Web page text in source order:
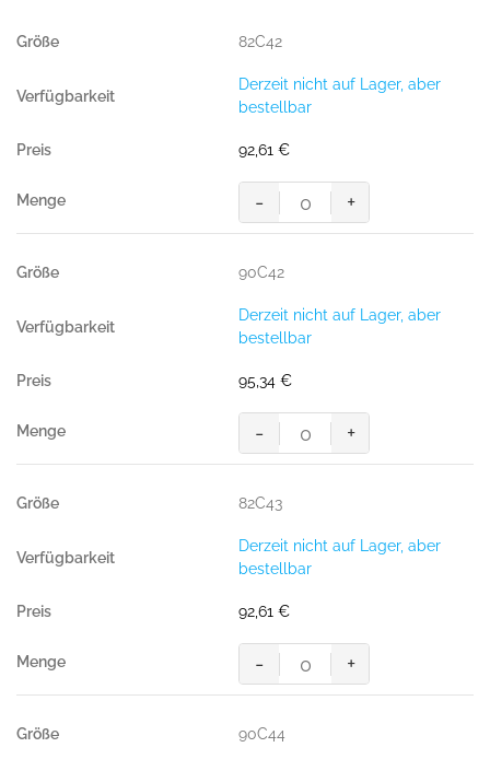
82C42
Derzeit nicht auf Lager, aber
bestellbar
92,61 €
MASCOT® LERIDA BUNDHOSE
Menge
- +
90C42
Derzeit nicht auf Lager, aber
bestellbar
95,34 €
MASCOT® LERIDA BUNDHOSE
Menge
- +
82C43
Derzeit nicht auf Lager, aber
bestellbar
92,61 €
MASCOT® LERIDA BUNDHOSE
Menge
- +
90C44